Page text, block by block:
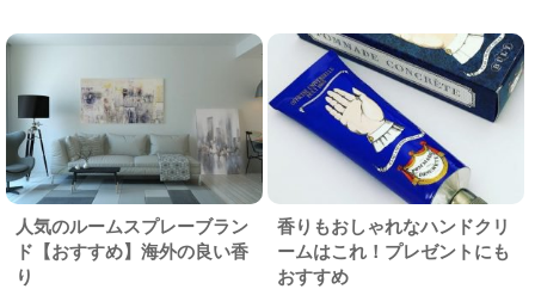
人気のルームスプレーブラン
ド【おすすめ】海外の良い香
り
香りもおしゃれなハンドクリ
ームはこれ！プレゼントにも
おすすめ